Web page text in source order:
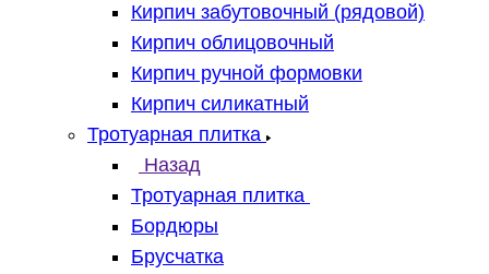
Кирпич забутовочный (рядовой)
Кирпич облицовочный
Кирпич ручной формовки
Кирпич силикатный
Тротуарная плитка
Назад
Тротуарная плитка
Бордюры
Брусчатка